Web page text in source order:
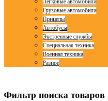
Легковые автомобили
Грузовые автомобили
Прицепы
Автобусы
Экстренные службы
Специальная техника
Военная техника
Разное
Фильтр поиска товаров